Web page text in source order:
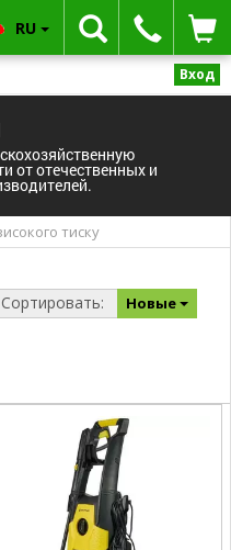
Вход
от отечественных и
RU
тиску
Сортировать: Новые